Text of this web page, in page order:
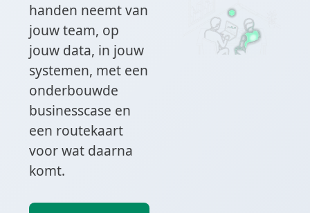
handen neemt van
jouw team, op
jouw data, in jouw
systemen, met een
onderbouwde
businesscase en
een routekaart
voor wat daarna
komt.